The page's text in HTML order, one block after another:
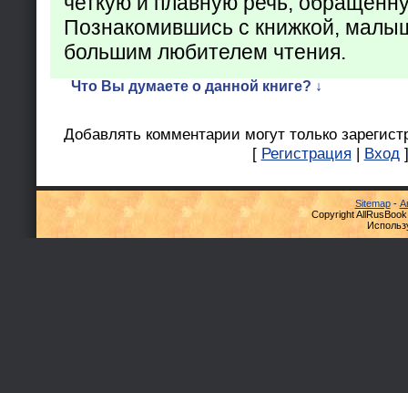
Познакомившись с книжкой,
большим любителем чтения.
Что Вы думаете о данной книге? ↓
Добавлять комментарии могут только
[ Регистрация | Вход ]
Sitemap-
Copyright